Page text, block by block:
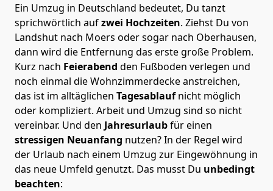
Ein Umzug in Deutschland bedeutet, Du tanzt
sprichwörtlich aufzwei Hochzeiten. Ziehst Du von
Landshut nach Moers oder sogar nach Oberhausen,
dann wird die Entfernung das erste große Problem.
Kurz nach Feierabend den Fußboden verlegen und
noch einmal die Wohnzimmerdecke anstreichen,
das ist im alltäglichen Tagesablaufnicht möglich
oder kompliziert. Arbeit und Umzug sind so nicht
vereinbar. Und den Jahresurlaubfür einen
stressigen Neuanfang nutzen? In der Regel wird
der Urlaub nach einem Umzug zur Eingewöhnung in
das neue Umfeld genutzt. Das musst Du unbedingt
beachten: